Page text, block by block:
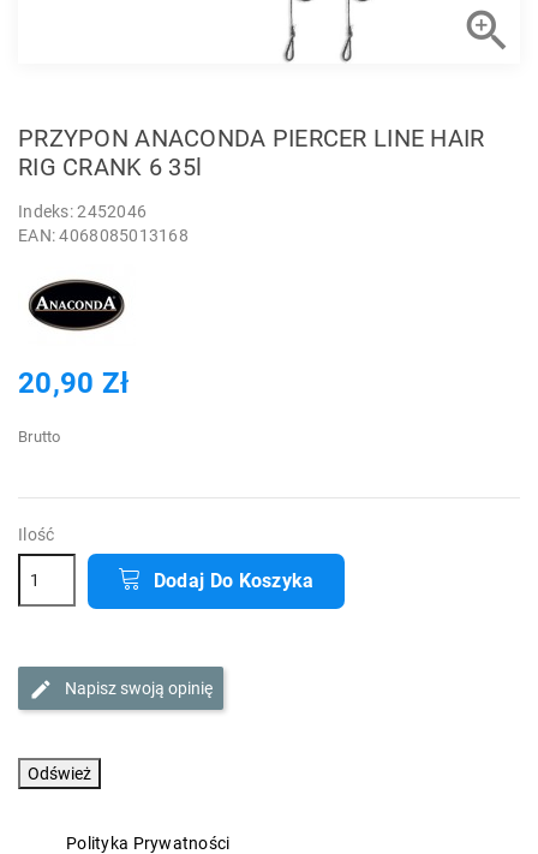

PRZYPON ANACONDA PIERCER LINE HAIR
RIG CRANK 6 35l
Indeks: 2452046
EAN: 4068085013168
20,90 Zł
Brutto
Ilość
Dodaj Do Koszyka
Napisz swoją opinię
Polityka Prywatności